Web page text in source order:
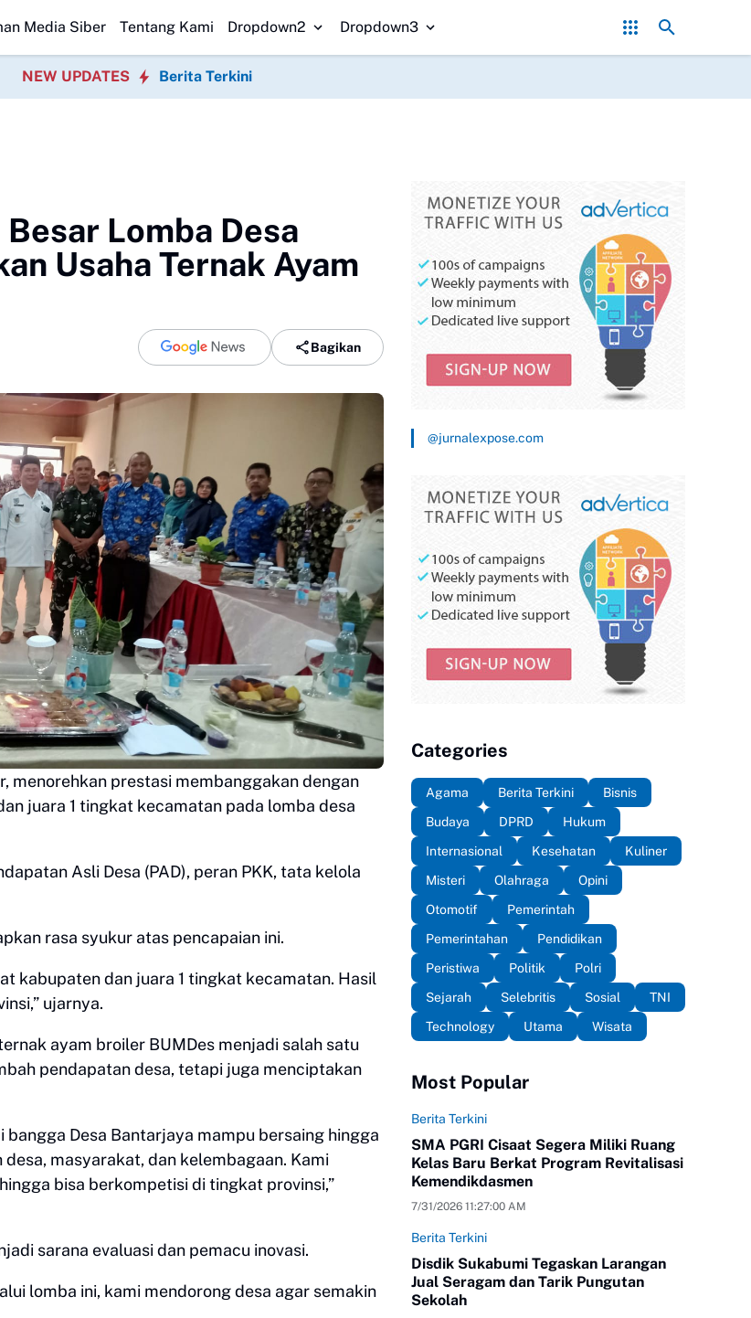
DPRD Sukabumi Sahkan Perda Disabilitas dan Setujui Perubahan KUA-PPAS 2026 Korban Terakhir Kapal Pompong Tenggelam
Media Siber Tentang Kami Dropdown2 Dropdown3
NEW UPDATES Berita Terkini
Lomba Desa
Usaha Ternak Ayam
Bagikan
menorehkan prestasi membanggakan dengan
juara 1 tingkat kecamatan pada lomba desa
Asli Desa (PAD), peran PKK, tata kelola
rasa syukur atas pencapaian ini.
kabupaten dan juara 1 tingkat kecamatan. Hasil
ujarnya.
ayam broiler BUMDes menjadi salah satu
pendapatan desa, tetapi juga menciptakan
Desa Bantarjaya mampu bersaing hingga
masyarakat, dan kelembagaan. Kami
bisa berkompetisi di tingkat provinsi,”
sarana evaluasi dan pemacu inovasi.
lomba ini, kami mendorong desa agar semakin
@jurnalexpose.com
Categories
Agama Berita Terkini
Bisnis
Budaya
DPRD
Hukum
Internasional
Kesehatan
Kuliner
Misteri
Olahraga
Opini
Otomotif
Pemerintah
Pemerintahan
Pendidikan
Peristiwa
Politik
Polri
Sejarah
Selebritis Sosial
TNI
Technology
Utama Wisata
Most Popular
Berita Terkini
SMA PGRI Cisaat Segera Miliki Ruang
Kelas Baru Berkat Program Revitalisasi
Kemendikdasmen
7/31/2026 11:27:00 AM
Berita Terkini
Disdik Sukabumi Tegaskan Larangan
Jual Seragam dan Tarik Pungutan
Sekolah